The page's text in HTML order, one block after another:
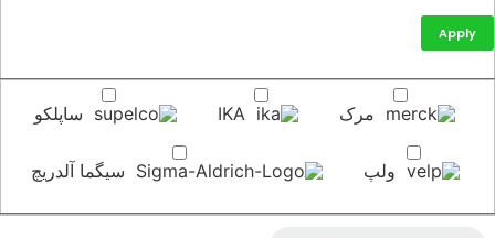
Apply
مرک IKA ساپلکو
ولپ سیگما آلدریچ